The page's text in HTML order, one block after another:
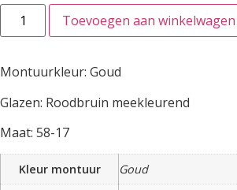
Toevoegen aan winkelwagen
Montuurkleur: Goud
Glazen: Roodbruin meekleurend
Maat: 58-17
Kleur montuur
Goud